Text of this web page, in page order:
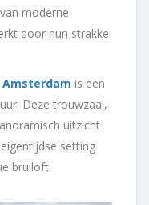
moderne
door hun strakke
Amsterdam is een
Deze trouwzaal,
uitzicht
setting
bruiloft.